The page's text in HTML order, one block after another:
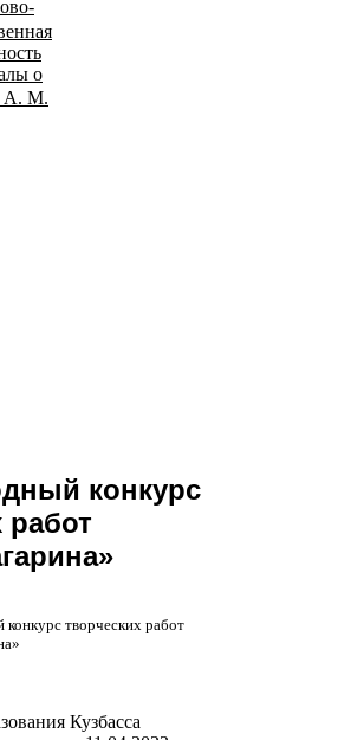
о
А. М.
конкурс
работ
творческих работ
Кузбасса